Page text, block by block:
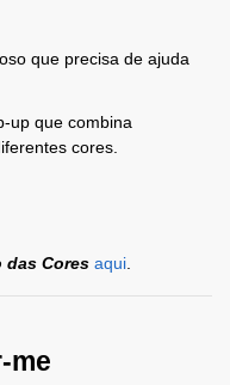
que precisa de ajuda
up que combina
cores.
das Cores aqui
me